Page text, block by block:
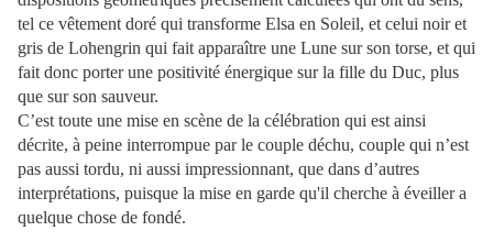
tel ce vêtement doré qui transforme Elsa en Soleil, et celui noir et
gris de Lohengrin qui fait apparaître une Lune sur son torse, et qui
fait donc porter une positivité énergique sur la fille du Duc, plus
que sur son sauveur.
C’est toute une mise en scène de la célébration qui est ainsi
décrite, à peine interrompue par le couple déchu, couple qui n’est
pas aussi tordu, ni aussi impressionnant, que dans d’autres
interprétations, puisque la mise en garde qu'il cherche à éveiller a
quelque chose de fondé.